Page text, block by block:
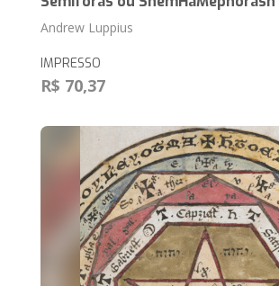
Andrew Luppius
IMPRESSO
R$ 70,37